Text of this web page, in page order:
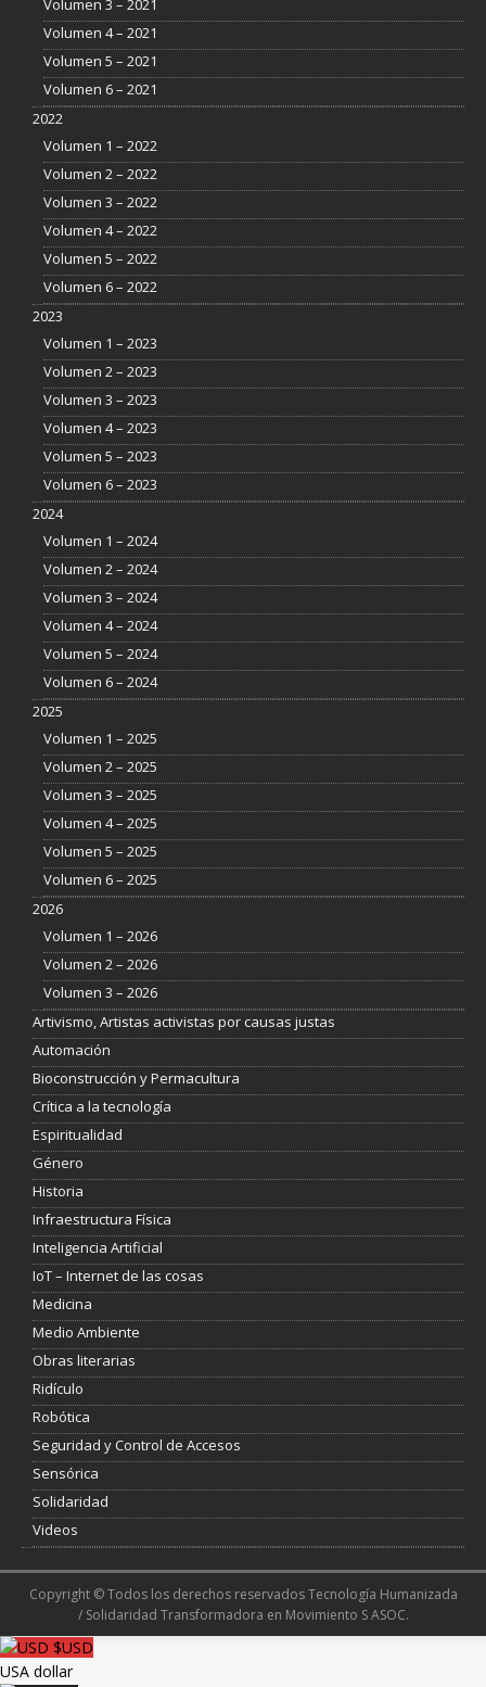
Volumen 3 – 2021
Volumen 4 – 2021
Volumen 5 – 2021
Volumen 6 – 2021
2022
Volumen 1 – 2022
Volumen 2 – 2022
Volumen 3 – 2022
Volumen 4 – 2022
Volumen 5 – 2022
Volumen 6 – 2022
2023
Volumen 1 – 2023
Volumen 2 – 2023
Volumen 3 – 2023
Volumen 4 – 2023
Volumen 5 – 2023
Volumen 6 – 2023
2024
Volumen 1 – 2024
Volumen 2 – 2024
Volumen 3 – 2024
Volumen 4 – 2024
Volumen 5 – 2024
Volumen 6 – 2024
2025
Volumen 1 – 2025
Volumen 2 – 2025
Volumen 3 – 2025
Volumen 4 – 2025
Volumen 5 – 2025
Volumen 6 – 2025
2026
Volumen 1 – 2026
Volumen 2 – 2026
Volumen 3 – 2026
Artivismo, Artistas activistas por causas justas
Automación
Bioconstrucción y Permacultura
Crítica a la tecnología
Espiritualidad
Género
Historia
Infraestructura Física
Inteligencia Artificial
IoT – Internet de las cosas
Medicina
Medio Ambiente
Obras literarias
Ridículo
Robótica
Seguridad y Control de Accesos
Sensórica
Solidaridad
Videos
Copyright © Todos los derechos reservados Tecnología Humanizada
/ Solidaridad Transformadora en Movimiento S ASOC.
$USD
USA dollar